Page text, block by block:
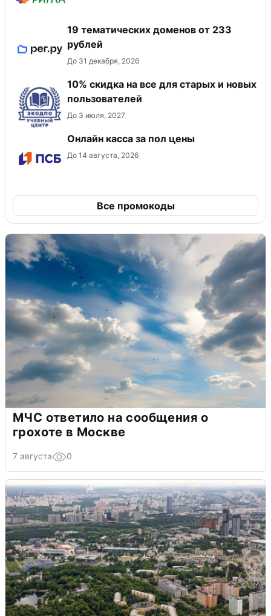
19 тематических доменов от 233
рублей
До 31 декабря, 2026
10% скидка на все для старых и новых
пользователей
До 3 июля, 2027
Онлайн касса за пол цены
До 14 августа, 2026
Все промокоды
МЧС ответило на сообщения о
грохоте в Москве
7 августа 0